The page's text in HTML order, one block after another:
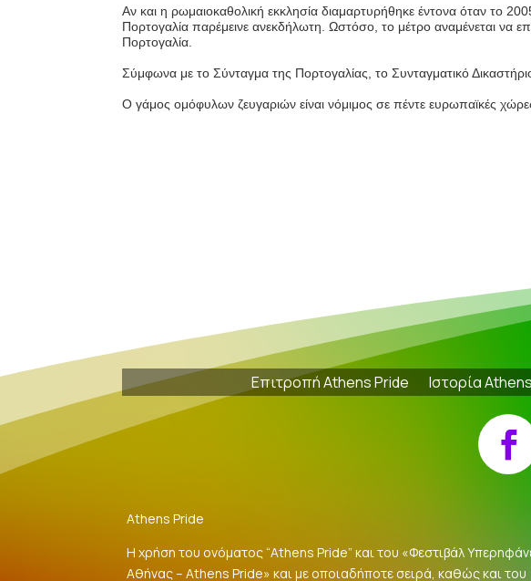
Αν και η ρωμαιοκαθολική εκκλησία διαμαρτυρήθηκε έντονα όταν το
Πορτογαλία παρέμεινε ανεκδήλωτη. Ωστόσο, το μέτρο αναμένεται να
Πορτογαλία.
Σύμφωνα με το Σύνταγμα της Πορτογαλίας, το Συνταγματικό
Ο γάμος ομόφυλων ζευγαριών είναι νόμιμος σε πέντε ευρωπαϊκές
Επιτροπή Athens Pride Ιστορία
Athens Pride
Η χρήση του ονόματος “Athens Pride” και του «Φεστιβάλ
Αθήνας – Athens Pride» και με οποιαδήποτε σειρά, καθώς και του